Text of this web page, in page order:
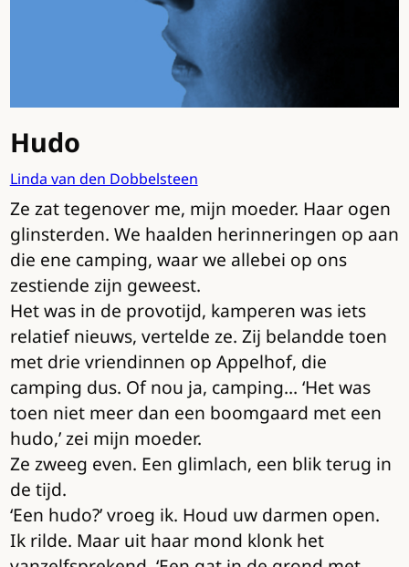
Hudo
Linda van den Dobbelsteen
Ze zat tegenover me, mijn moeder. Haar ogen
glinsterden. We haalden herinneringen op aan
die ene camping, waar we allebei op ons
zestiende zijn geweest.
Het was in de provotijd, kamperen was iets
relatief nieuws, vertelde ze. Zij belandde toen
met drie vriendinnen op Appelhof, die
camping dus. Of nou ja, camping… ‘Het was
toen niet meer dan een boomgaard met een
hudo,’ zei mijn moeder.
Ze zweeg even. Een glimlach, een blik terug in
de tijd.
‘Een hudo?’ vroeg ik. Houd uw darmen open.
Ik rilde. Maar uit haar mond klonk het